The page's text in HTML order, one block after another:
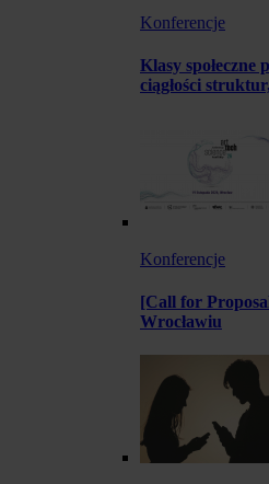
Konferencje
Klasy społeczne
ciągłości
Konferencje
[Call for
Wrocławiu